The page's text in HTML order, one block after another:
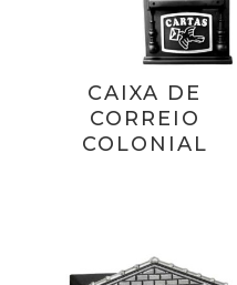
CAIXA DE
CORREIO
COLONIAL